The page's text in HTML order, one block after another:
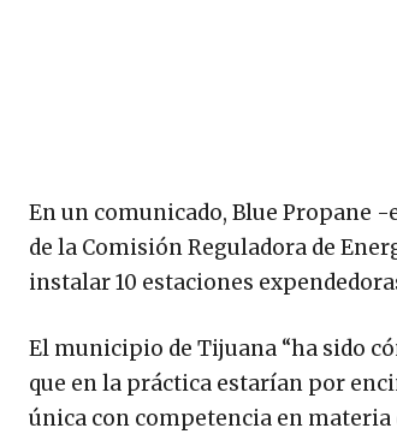
En un comunicado, Blue Propane
de la Comisión Reguladora de
instalar 10 estaciones
El municipio de Tijuana “ha sido
que en la práctica estarían por
única con competencia en